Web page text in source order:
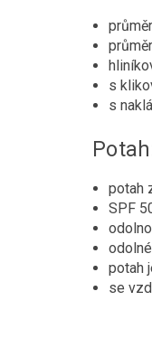
s
s
potah
SPF
potah
se